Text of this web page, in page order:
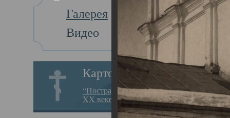
Галерея
Видео
Картотека
“Пострадавшие за веру в
XX веке на Севере”
Главная